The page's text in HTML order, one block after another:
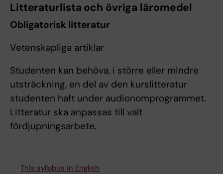
Litteraturlista och övriga läromedel
Obligatorisk litteratur
Vetenskapliga artiklar
Studenten kan behöva, i större eller mindre
utsträckning, en del av den kurslitteratur
studenten haft under audionomprogrammet.
Litteratur ska anpassas till valt
fördjupningsarbete.
This syllabus in English